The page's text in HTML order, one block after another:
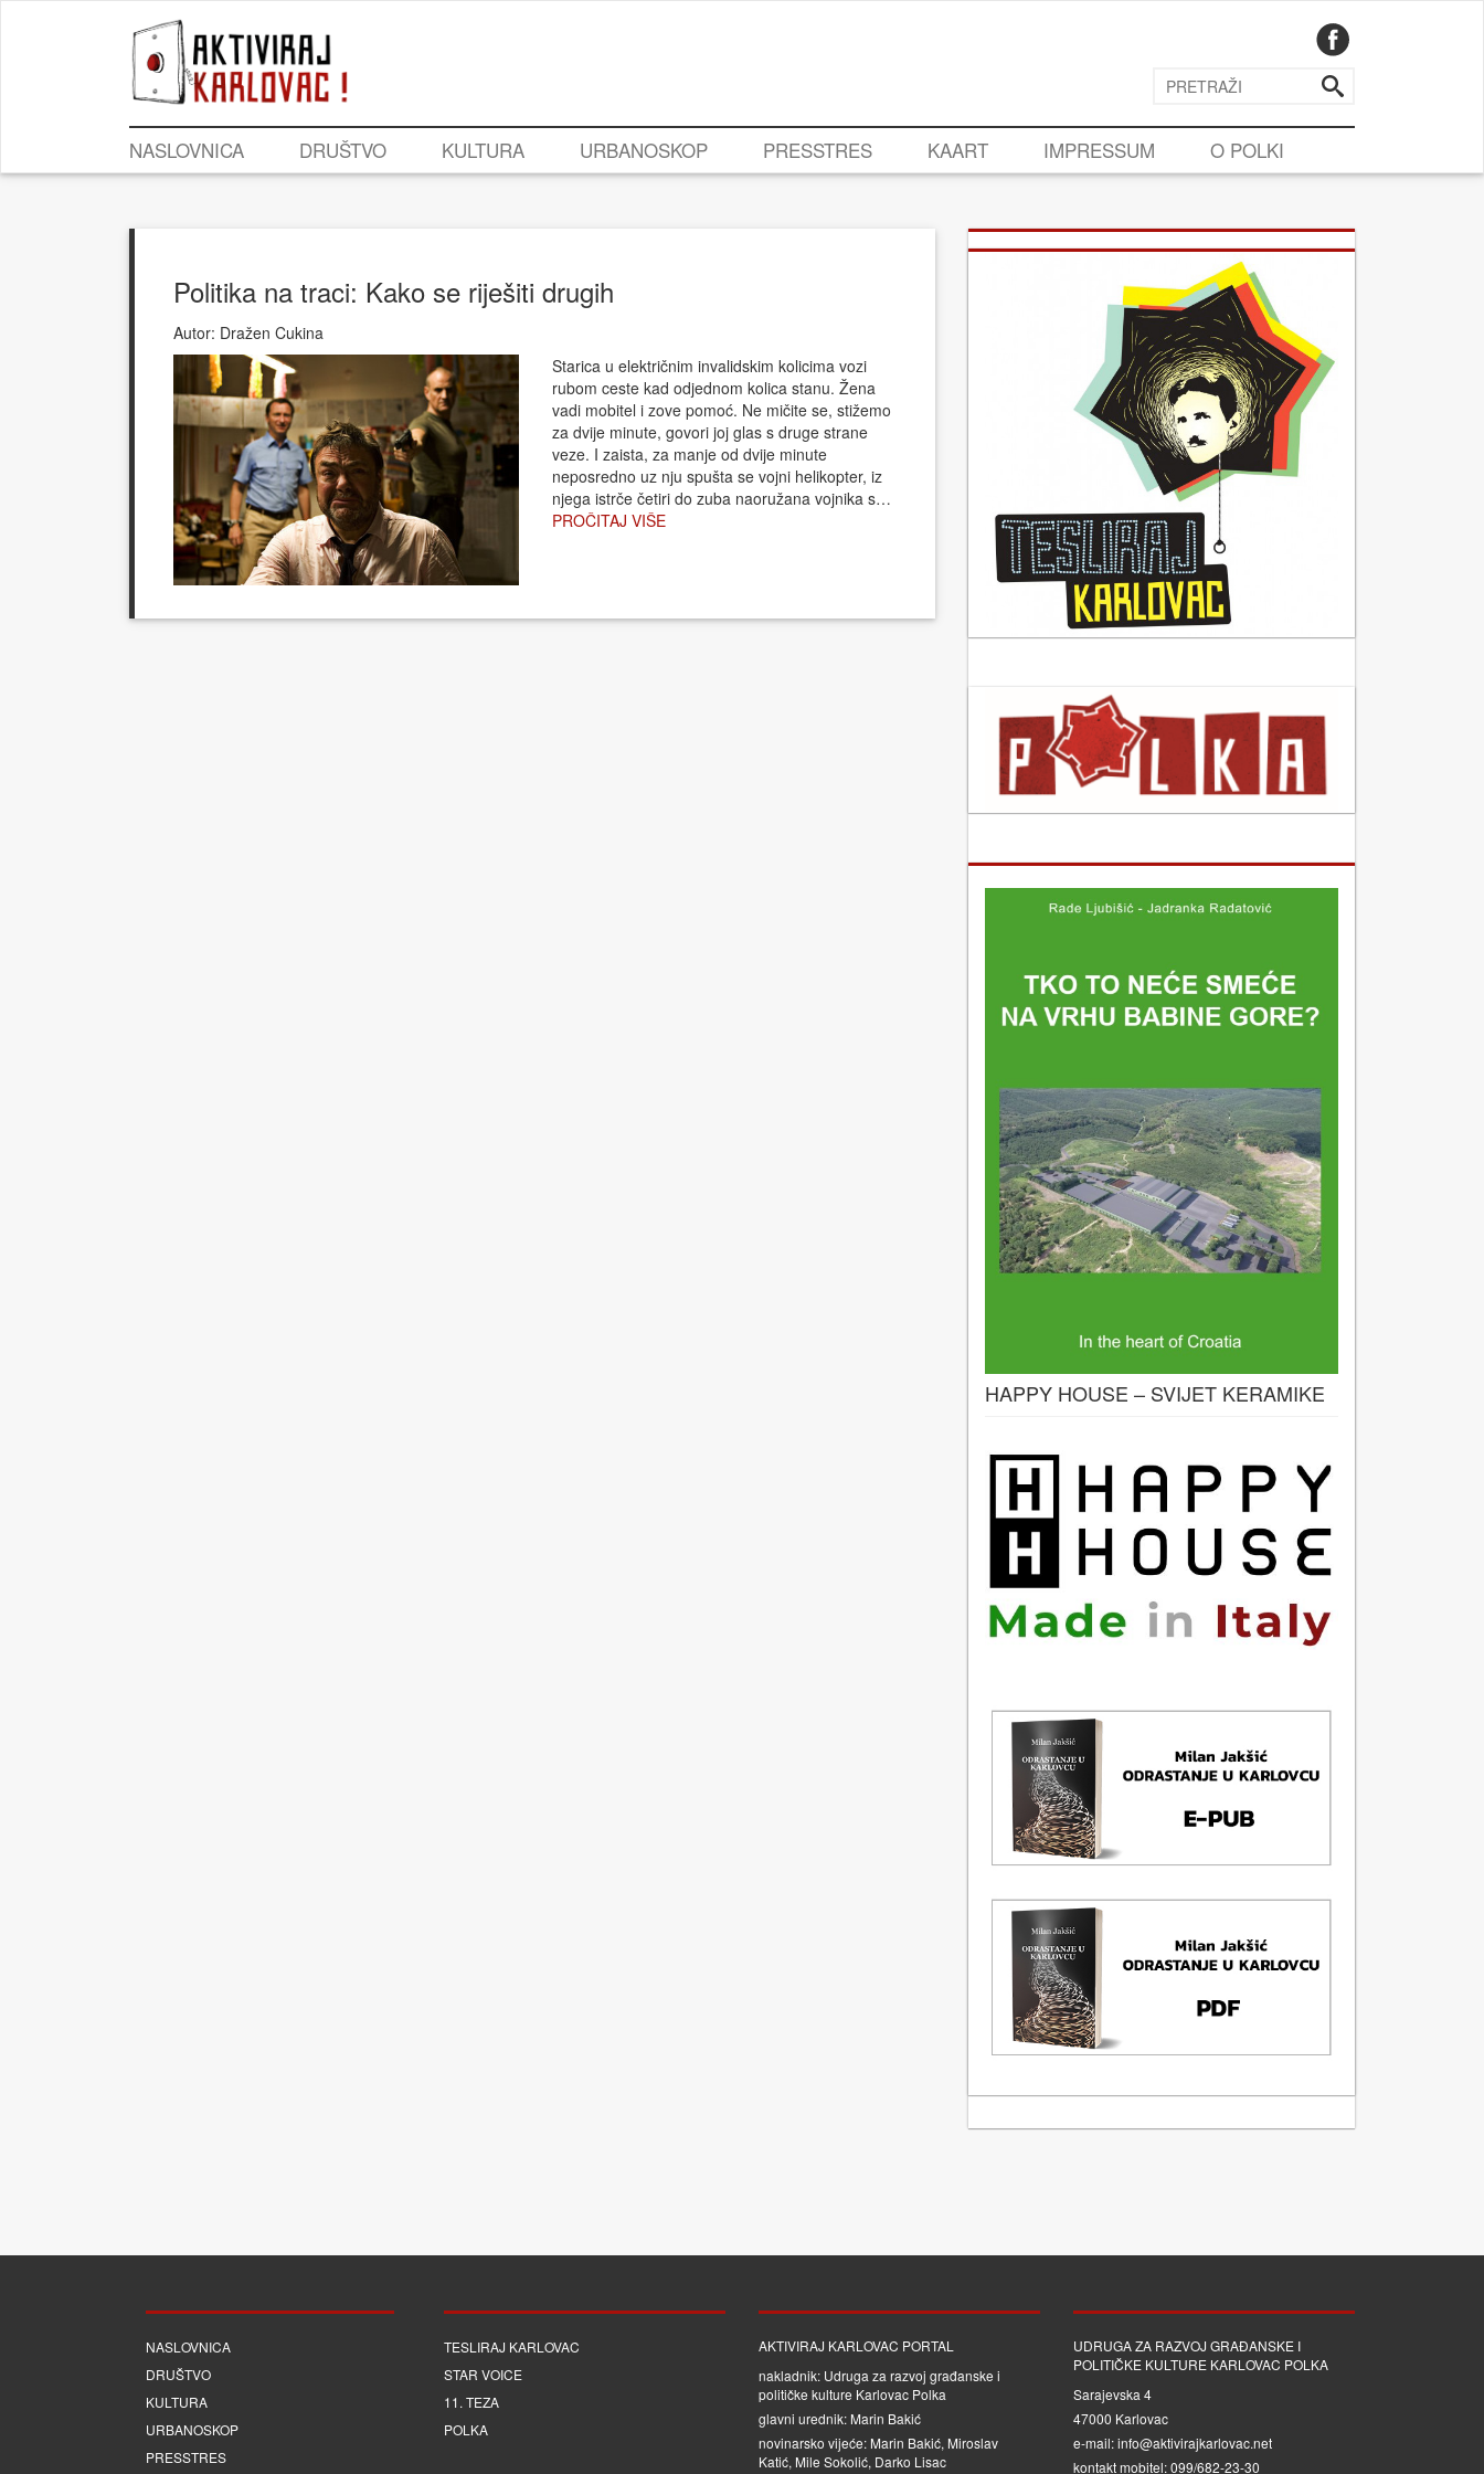
NASLOVNICA DRUŠTVO KULTURA URBANOSKOP PRESSTRES KAART IMPRESSUM O POLKI
Politika na traci: Kako se riješiti drugih
Autor: Dražen Cukina
Starica u električnim invalidskim kolicima vozi
rubom ceste kad odjednom kolica stanu. Žena
vadi mobitel i zove pomoć. Ne mičite se, stižemo
za dvije minute, govori joj glas s druge strane
veze. I zaista, za manje od dvije minute
neposredno uz nju spušta se vojni helikopter, iz
njega istrče četiri do zuba naoružana vojnika s…
PROČITAJ VIŠE
HAPPY HOUSE – SVIJET KERAMIKE
NASLOVNICA
DRUŠTVO
KULTURA
URBANOSKOP
PRESSTRES
TESLIRAJ KARLOVAC
STAR VOICE
11. TEZA
POLKA
AKTIVIRAJ KARLOVAC PORTAL
nakladnik: Udruga za razvoj građanske i
političke kulture Karlovac Polka
glavni urednik: Marin Bakić
novinarsko vijeće: Marin Bakić, Miroslav
Katić, Mile Sokolić, Darko Lisac
UDRUGA ZA RAZVOJ GRAĐANSKE I
POLITIČKE KULTURE KARLOVAC POLKA
Sarajevska 4
47000 Karlovac
e-mail: info@aktivirajkarlovac.net
kontakt mobitel: 099/682-23-30